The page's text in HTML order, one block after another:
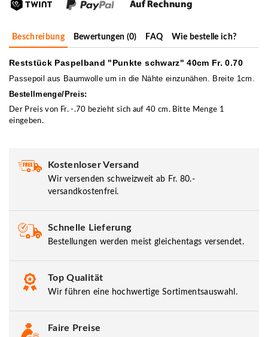
Beschreibung Bewertungen (0) FAQ Wie bestelle ich?
Reststück Paspelband "Punkte schwarz" 40cm Fr. 0.70
Passepoil aus Baumwolle um in die Nähte einzunähen. Breite 1cm.
Bestellmenge/Preis:
Der Preis von Fr. -.70 bezieht sich auf 40 cm. Bitte Menge 1
eingeben.
Kostenloser Versand
Wir versenden schweizweit ab Fr. 80.-
versandkostenfrei.
Schnelle Lieferung
Bestellungen werden meist gleichentags versendet.
Top Qualität
Wir führen eine hochwertige Sortimentsauswahl.
Faire Preise